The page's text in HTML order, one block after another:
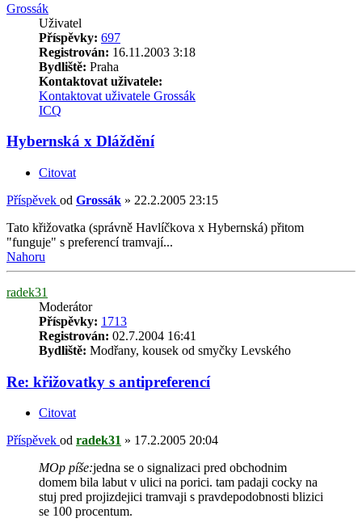
Grossák
Uživatel
Příspěvky: 697
Registrován: 16.11.2003 3:18
Bydliště: Praha
Kontaktovat uživatele:
Kontaktovat uživatele Grossák
ICQ
Hybernská x Dláždění
Citovat
Příspěvek od Grossák » 22.2.2005 23:15
Tato křižovatka (správně Havlíčkova x Hybernská) přitom
"funguje" s preferencí tramvají...
Nahoru
radek31
Moderátor
Příspěvky: 1713
Registrován: 02.7.2004 16:41
Bydliště: Modřany, kousek od smyčky Levského
Re: křižovatky s antipreferencí
Citovat
Příspěvek od radek31 » 17.2.2005 20:04
MOp píše:jedna se o signalizaci pred obchodnim
domem bila labut v ulici na porici. tam padaji cocky na
stuj pred projizdejici tramvaji s pravdepodobnosti blizici
se 100 procentum.